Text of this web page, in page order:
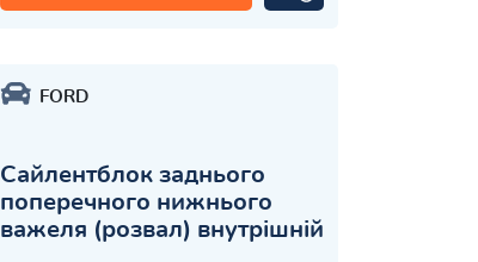
FORD
Сайлентблок заднього
поперечного нижнього
важеля (розвал) внутрішній